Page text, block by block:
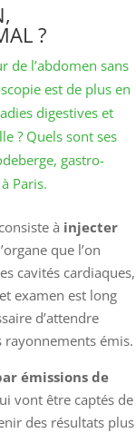
?
de l’abdomen sans
est de plus en
digestives et
? Quels sont ses
gastro-
Paris.
à injecter
que l’on
cavités cardiaques,
examen est long
d’attendre
rayonnements émis.
émissions de
vont être captés de
des résultats plus